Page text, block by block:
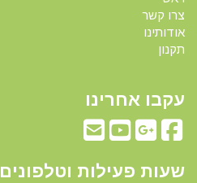
צרו קשר
אודותינו
תקנון
עקבו אחרינו
שעות פעילות וטלפונים